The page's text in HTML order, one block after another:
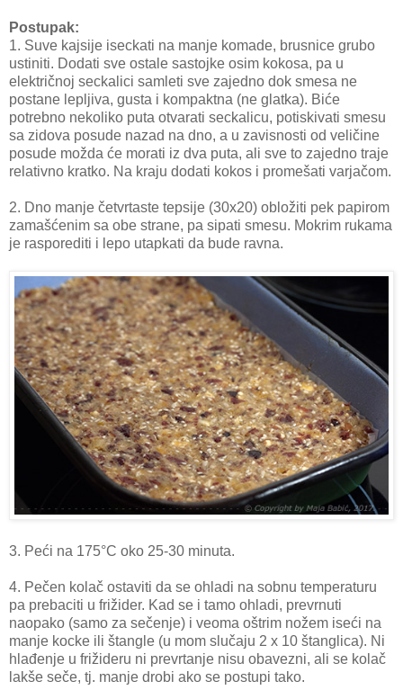
Postupak:
1. Suve kajsije iseckati na manje komade, brusnice grubo
ustiniti. Dodati sve ostale sastojke osim kokosa, pa u
električnoj seckalici samleti sve zajedno dok smesa ne
postane lepljiva, gusta i kompaktna (ne glatka). Biće
potrebno nekoliko puta otvarati seckalicu, potiskivati smesu
sa zidova posude nazad na dno, a u zavisnosti od veličine
posude možda će morati iz dva puta, ali sve to zajedno traje
relativno kratko. Na kraju dodati kokos i promešati varjačom.
2. Dno manje četvrtaste tepsije (30x20) obložiti pek papirom
zamašćenim sa obe strane, pa sipati smesu. Mokrim rukama
je rasporediti i lepo utapkati da bude ravna.
3. Peći na 175°C oko 25-30 minuta.
4. Pečen kolač ostaviti da se ohladi na sobnu temperaturu
pa prebaciti u frižider. Kad se i tamo ohladi, prevrnuti
naopako (samo za sečenje) i veoma oštrim nožem iseći na
manje kocke ili štangle (u mom slučaju 2 x 10 štanglica). Ni
hlađenje u frižideru ni prevrtanje nisu obavezni, ali se kolač
lakše seče, tj. manje drobi ako se postupi tako.